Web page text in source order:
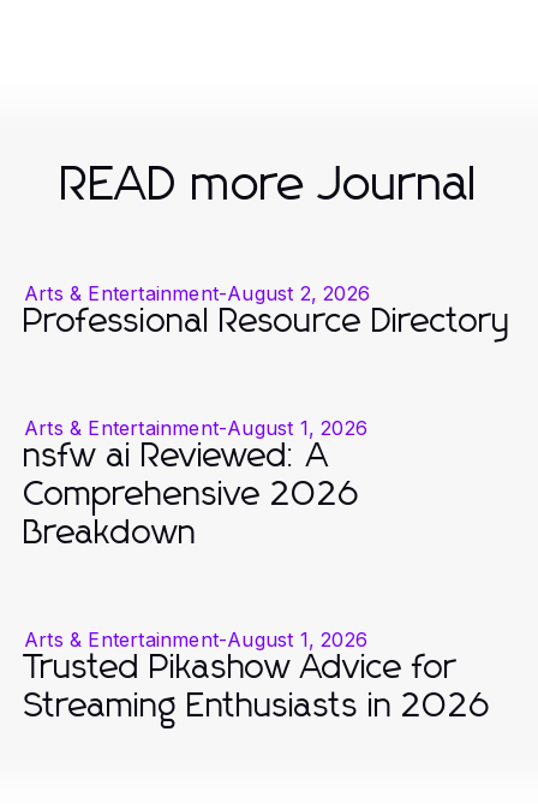
READ more Journal
Arts & Entertainment-August 2, 2026
Professional Resource Directory
Arts & Entertainment-August 1, 2026
nsfw ai Reviewed: A
Comprehensive 2026
Breakdown
Arts & Entertainment-August 1, 2026
Trusted Pikashow Advice for
Streaming Enthusiasts in 2026